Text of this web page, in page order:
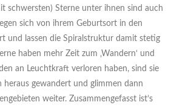
schwersten) Sterne unter ihnen sind auch
sich von ihrem Geburtsort in den
und lassen die Spiralstruktur damit stetig
haben mehr Zeit zum ‚Wandern‘ und
an Leuchtkraft verloren haben, sind sie
heraus gewandert und glimmen dann
weiter. Zusammengefasst ist’s